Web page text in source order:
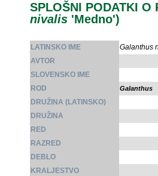
SPLOŠNI PODATKI O
nivalis 'Medno')
LATINSKO IME Galanthus
AVTOR
SLOVENSKO IME
ROD
Galanthus
DRUŽINA (LATINSKO)
DRUŽINA
RED
RAZRED
DEBLO
KRALJESTVO